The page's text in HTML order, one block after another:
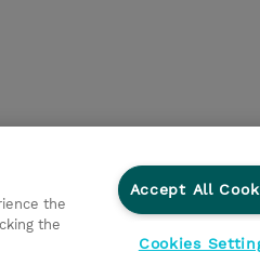
the
the
Accept All
Cookies